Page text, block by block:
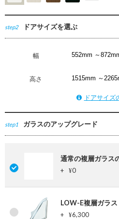
step2 ドアサイズを選ぶ
幅
高さ
ドアサイズ
step1 ガラスのアップグレード
通常の複層ガラス
+ ¥0
LOW-E複層ガラス
+ ¥6,300